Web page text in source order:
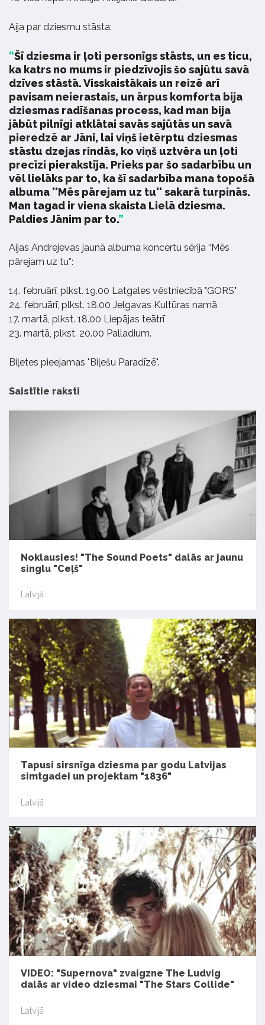
Aija par dziesmu stāsta:
Šī dziesma ir ļoti personīgs stāsts, un es ticu,
ka katrs no mums ir piedzīvojis šo sajūtu savā
dzīves stāstā. Visskaistākais un reizē arī
pavisam neierastais, un ārpus komforta bija
dziesmas radīšanas process, kad man bija
jābūt pilnīgi atklātai savās sajūtās un savā
pieredzē ar Jāni, lai viņš ietērptu dziesmas
stāstu dzejas rindās, ko viņš uztvēra un ļoti
precīzi pierakstīja. Prieks par šo sadarbību un
vēl lielāks par to, ka šī sadarbība mana topošā
albuma ''Mēs pārejam uz tu'' sakarā turpinās.
Man tagad ir viena skaista Lielā dziesma.
Paldies Jānim par to.
Aijas Andrejevas jaunā albuma koncertu sērija “Mēs
pārejam uz tu”:
14. februārī, plkst. 19.00 Latgales vēstniecībā "GORS"
24. februārī, plkst. 18.00 Jelgavas Kultūras namā
17. martā, plkst. 18.00 Liepājas teātrī
23. martā, plkst. 20.00 Palladium.
Biļetes pieejamas "Biļešu Paradīzē".
Saistītie raksti
Noklausies! "The Sound Poets" dalās ar jaunu
singlu "Ceļš"
Latvijā
Tapusi sirsnīga dziesma par godu Latvijas
simtgadei un projektam "1836"
Latvijā
VIDEO: "Supernova" zvaigzne The Ludvig
dalās ar video dziesmai "The Stars Collide"
Latvijā